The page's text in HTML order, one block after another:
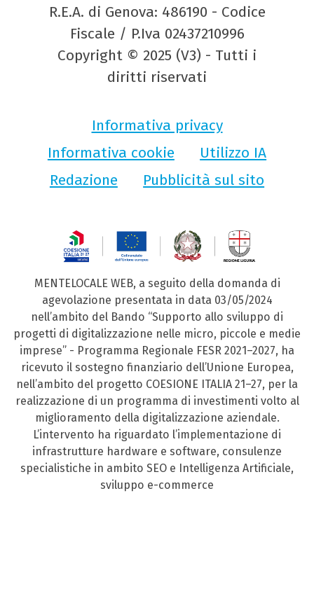
R.E.A. di Genova: 486190 - Codice
Fiscale / P.Iva 02437210996
Copyright © 2025 (V3) - Tutti i
diritti riservati
Informativa privacy
Informativa cookie
Utilizzo IA
Redazione
Pubblicità sul sito
MENTELOCALE WEB, a seguito della domanda di
agevolazione presentata in data 03/05/2024
nell’ambito del Bando “Supporto allo sviluppo di
progetti di digitalizzazione nelle micro, piccole e medie
imprese” - Programma Regionale FESR 2021–2027, ha
ricevuto il sostegno finanziario dell’Unione Europea,
nell’ambito del progetto COESIONE ITALIA 21–27, per la
realizzazione di un programma di investimenti volto al
miglioramento della digitalizzazione aziendale.
L’intervento ha riguardato l’implementazione di
infrastrutture hardware e software, consulenze
specialistiche in ambito SEO e Intelligenza Artificiale,
sviluppo e-commerce